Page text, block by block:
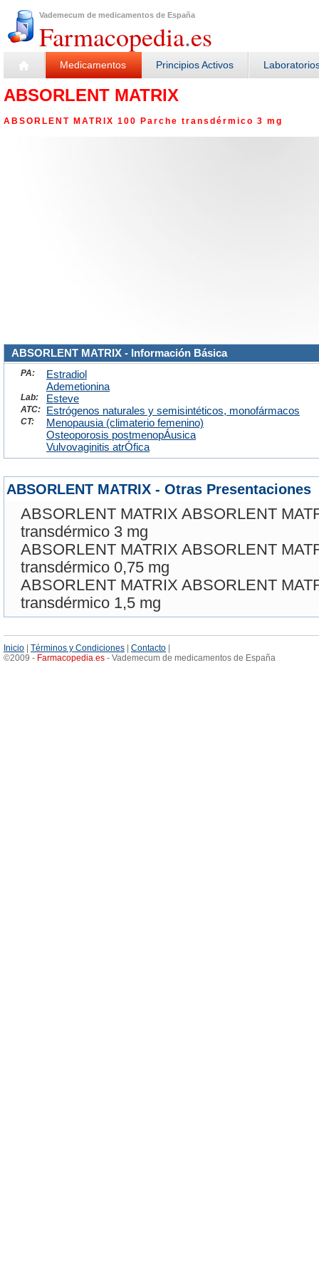
Vademecum de medicamentos de España
Farmacopedia.es
Medicamentos Principios Activos
ABSORLENT MATRIX
ABSORLENT MATRIX 100 Parche transdérmico 3 mg
ABSORLENT MATRIX - Información Básica
PA:
Estradiol
Ademetionina
Lab: Esteve
ATC: Estrógenos naturales y semisintéticos, monofármacos
CT:
Menopausia (climaterio femenino)
Osteoporosis postmenopÁusica
Vulvovaginitis atrÓfica
ABSORLENT MATRIX - Otras Presentaciones
ABSORLENT MATRIX ABSORLENT
transdérmico 3 mg
ABSORLENT MATRIX ABSORLENT
transdérmico 0,75 mg
ABSORLENT MATRIX ABSORLENT
transdérmico 1,5 mg
Inicio Términos y Condiciones Contacto
©2009 - Farmacopedia.es - Vademecum de medicamentos de España